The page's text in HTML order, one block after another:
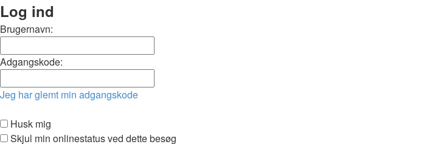
Log ind
Brugernavn:
Adgangskode:
Jeg har glemt min adgangskode
Husk mig
Skjul min onlinestatus ved dette besøg